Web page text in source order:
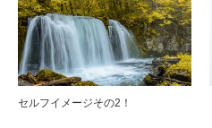
セルフイメージその2！